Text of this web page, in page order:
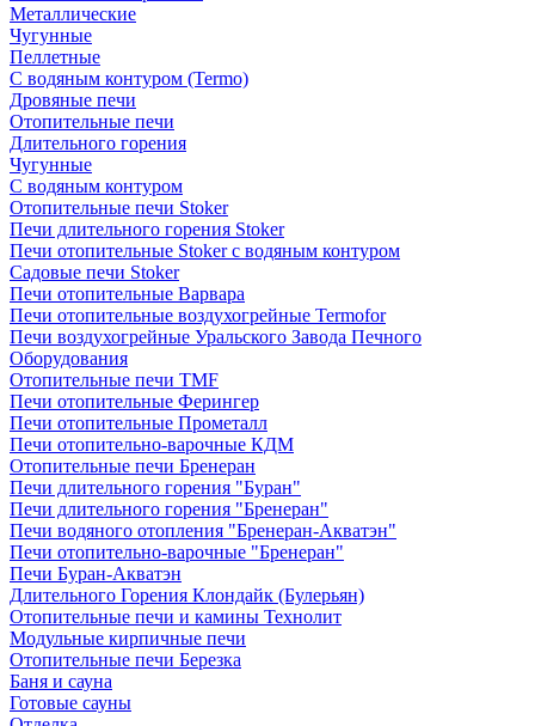
Металлические
Чугунные
Пеллетные
С водяным контуром (Termo)
Дровяные печи
Отопительные печи
Длительного горения
Чугунные
C водяным контуром
Отопительные печи Stoker
Печи длительного горения Stoker
Печи отопительные Stoker с водяным контуром
Садовые печи Stoker
Печи отопительные Варвара
Печи отопительные воздухогрейные Termofor
Печи воздухогрейные Уральского Завода Печного
Оборудования
Отопительные печи TMF
Печи отопительные Ферингер
Печи отопительные Прометалл
Печи отопительно-варочные КДМ
Отопительные печи Бренеран
Печи длительного горения "Буран"
Печи длительного горения "Бренеран"
Печи водяного отопления "Бренеран-Акватэн"
Печи отопительно-варочные "Бренеран"
Печи Буран-Акватэн
Длительного Горения Клондайк (Булерьян)
Отопительные печи и камины Технолит
Модульные кирпичные печи
Отопительные печи Березка
Баня и сауна
Готовые сауны